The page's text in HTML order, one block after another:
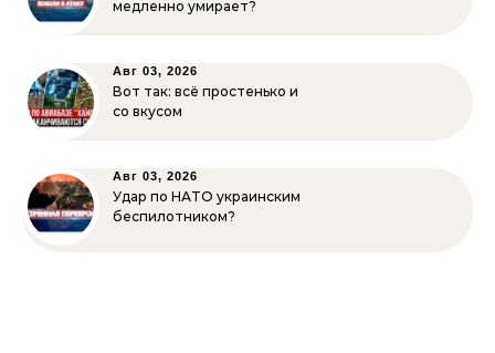
медленно умирает?
Авг 03, 2026
Вот так: всё простенько и
со вкусом
Авг 03, 2026
Удар по НАТО украинским
беспилотником?